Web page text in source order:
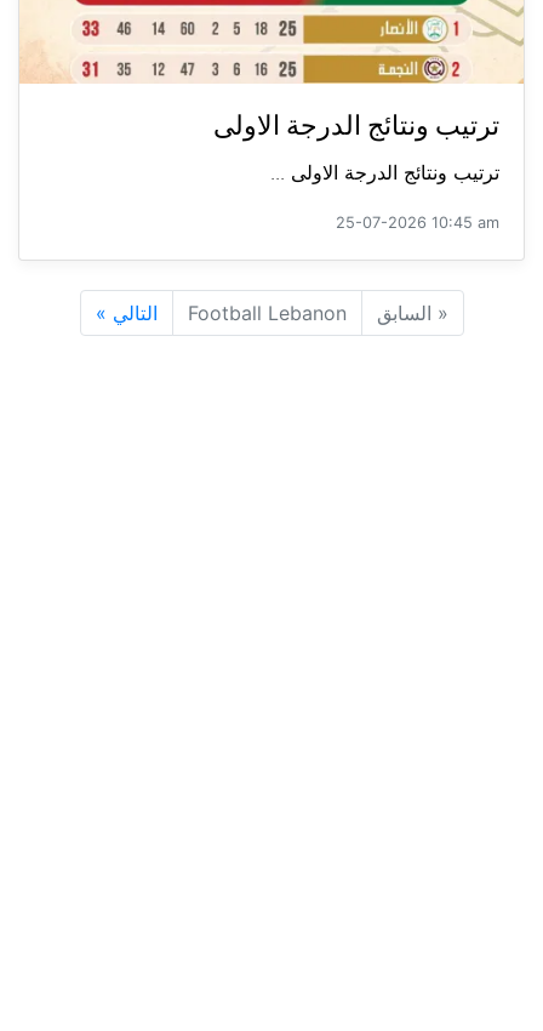
ترتيب ونتائج الدرجة الاولى
ترتيب ونتائج الدرجة الاولى ...
25-07-2026 10:45 am
« السابق Football Lebanon التالي »